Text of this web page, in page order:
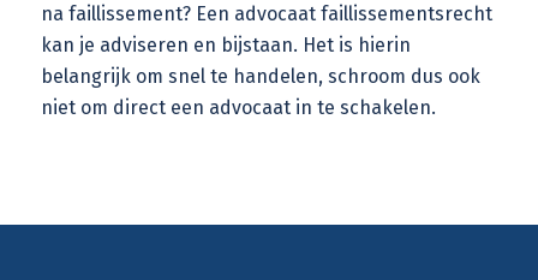
na faillissement? Een advocaat faillissementsrecht
kan je adviseren en bijstaan. Het is hierin
belangrijk om snel te handelen, schroom dus ook
niet om direct een advocaat in te schakelen.